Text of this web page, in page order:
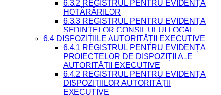
6.3.2 REGISTRUL PENTRU EVIDENȚA
HOTĂRÂRILOR
6.3.3 REGISTRUL PENTRU EVIDENȚA
ȘEDINȚELOR CONSILIULUI LOCAL
6.4 DISPOZIȚIILE AUTORITĂȚII EXECUTIVE
6.4.1 REGISTRUL PENTRU EVIDENȚA
PROIECTELOR DE DISPOZIȚII ALE
AUTORITĂȚII EXECUTIVE
6.4.2 REGISTRUL PENTRU EVIDENȚA
DISPOZIȚIILOR AUTORITĂȚII
EXECUTIVE